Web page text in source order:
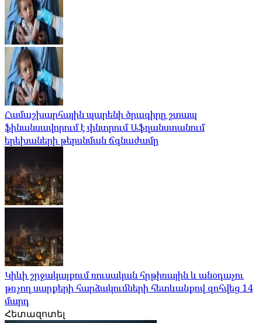
Համաշխարհային պարենի ծրագիրը շտապ
ֆինանսավորում է փնտրում Աֆղանստանում
երեխաների թերսնման ճգնաժամը
Կիևի շրջակայքում ռուսական հրթիռային և անօդաչու
թռչող սարքերի հարձակումների հետևանքով զոհվեց 14
մարդ
Հետազոտել